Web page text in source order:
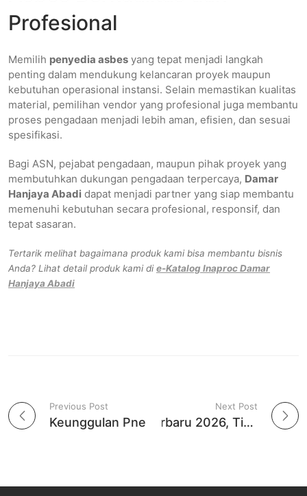
Profesional
Memilih penyedia asbes yang tepat menjadi langkah
penting dalam mendukung kelancaran proyek maupun
kebutuhan operasional instansi. Selain memastikan kualitas
material, pemilihan vendor yang profesional juga membantu
proses pengadaan menjadi lebih aman, efisien, dan sesuai
spesifikasi.
Bagi ASN, pejabat pengadaan, maupun pihak proyek yang
membutuhkan dukungan pengadaan terpercaya, Damar
Hanjaya Abadi dapat menjadi partner yang siap membantu
memenuhi kebutuhan secara profesional, responsif, dan
tepat sasaran.
Tertarik melihat bagaimana produk kami bisa membantu bisnis
Anda? Lihat detail produk kami die-Katalog InaprocDamar
Hanjaya Abadi
Post navigation
Previous Post
Keunggulan Pneumatic Tire Roller untuk Hasil Pemadatan Aspal Berkualitas
Next Post
Harga Asbes Terbaru 2026, Tips Memilih untuk Kebutuhan Pengadaan Pemerintah